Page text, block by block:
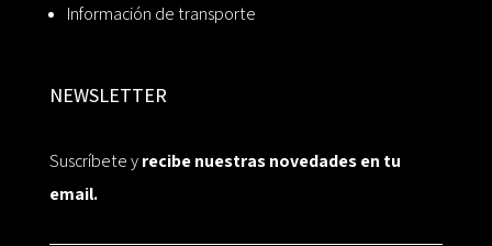
Información de transporte
NEWSLETTER
Suscríbete yrecibe nuestras novedades en tu
email.